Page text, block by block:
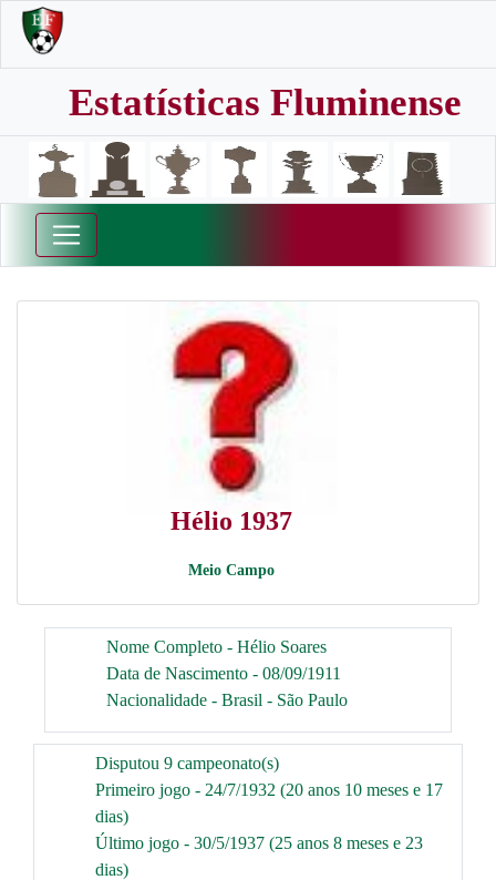
Estatísticas Fluminense
Hélio 1937
Meio Campo
Nome Completo - Hélio Soares
Data de Nascimento - 08/09/1911
Nacionalidade - Brasil - São Paulo
Disputou 9 campeonato(s)
Primeiro jogo - 24/7/1932 (20 anos 10 meses e 17
dias)
Último jogo - 30/5/1937 (25 anos 8 meses e 23
dias)